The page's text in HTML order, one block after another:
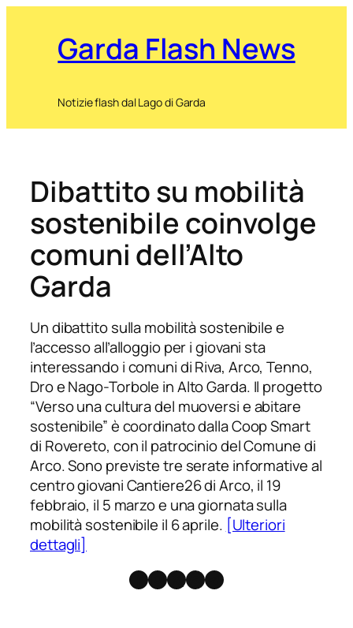
Garda Flash News
Notizie flash dal Lago di Garda
Dibattito su mobilità
sostenibile coinvolge
comuni dell’Alto
Garda
Un dibattito sulla mobilità sostenibile e
l’accesso all’alloggio per i giovani sta
interessando i comuni di Riva, Arco, Tenno,
Dro e Nago-Torbole in Alto Garda. Il progetto
“Verso una cultura del muoversi e abitare
sostenibile” è coordinato dalla Coop Smart
di Rovereto, con il patrocinio del Comune di
Arco. Sono previste tre serate informative al
centro giovani Cantiere26 di Arco, il 19
febbraio, il 5 marzo e una giornata sulla
mobilità sostenibile il 6 aprile. [Ulteriori
dettagli]
Facebook
Instagram
X Threads
Telegram